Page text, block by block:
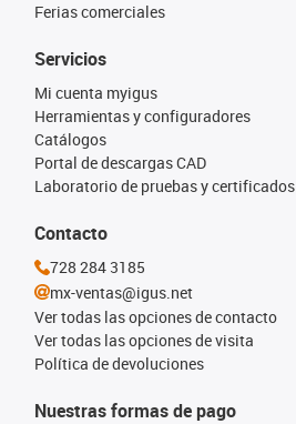
Ferias comerciales
Nuestras formas de pago
Servicios
Mi cuenta myigus
Herramientas y configuradores
Catálogos
Portal de descargas CAD
Laboratorio de pruebas y certificados
Contacto
728 284 3185
mx-ventas@igus.net
Ver todas las opciones de contacto
Ver todas las opciones de visita
Política de devoluciones